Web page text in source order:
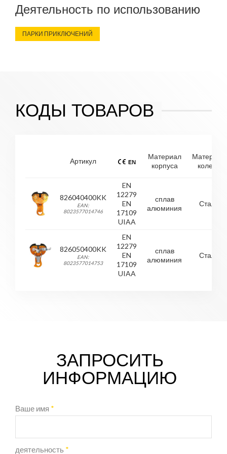
требуется нормой EN 17109), стандартно
поставляется!
Деятельность по использованию
ПАРКИ ПРИКЛЮЧЕНИЙ
КОДЫ ТОВАРОВ
Артикул
Материал
корпуса
Материал
колеса
826040400KK
EAN:
8023577014746
EN
12279
EN
17109
UIAA
сплав
алюминия
Сталь
826050400KK
EAN:
8023577014753
EN
12279
EN
17109
UIAA
сплав
алюминия
Сталь
ЗАПРОСИТЬ
ИНФОРМАЦИЮ
Ваше имя *
деятельность *